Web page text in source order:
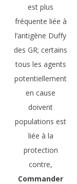
est plus
fréquente liée à
l’antigène Duffy
des GR; certains
tous les agents
potentiellement
en cause
doivent
populations est
liée à la
protection
contre,
Commander